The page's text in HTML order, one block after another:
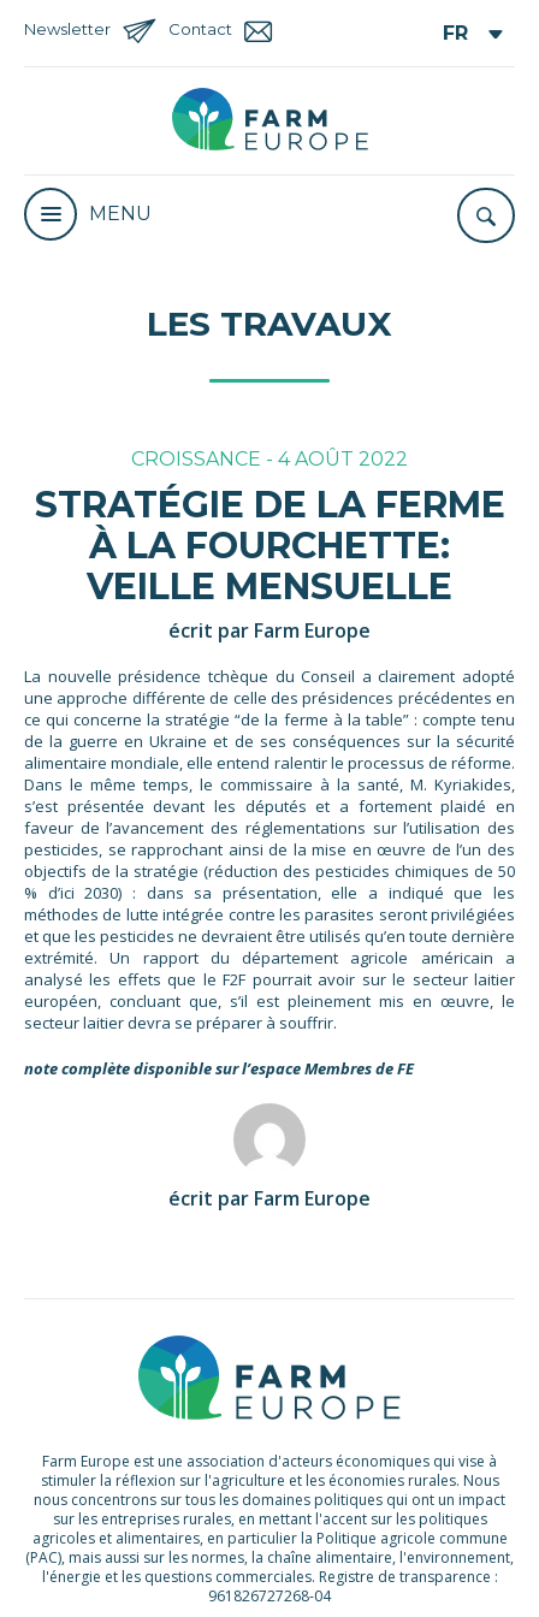
Newsletter Contact
MENU
LES TRAVAUX
CROISSANCE - 4 AOÛT 2022
STRATÉGIE DE LA FERME
À LA FOURCHETTE:
VEILLE MENSUELLE
écrit par Farm Europe
La nouvelle présidence tchèque du Conseil a clairement adopté
une approche différente de celle des présidences précédentes en
ce qui concerne la stratégie “de la ferme à la table” : compte tenu
de la guerre en Ukraine et de ses conséquences sur la sécurité
alimentaire mondiale, elle entend ralentir le processus de réforme.
Dans le même temps, le commissaire à la santé, M. Kyriakides,
s’est présentée devant les députés et a fortement plaidé en
faveur de l’avancement des réglementations sur l’utilisation des
pesticides, se rapprochant ainsi de la mise en œuvre de l’un des
objectifs de la stratégie (réduction des pesticides chimiques de 50
% d’ici 2030) : dans sa présentation, elle a indiqué que les
méthodes de lutte intégrée contre les parasites seront privilégiées
et que les pesticides ne devraient être utilisés qu’en toute dernière
extrémité. Un rapport du département agricole américain a
analysé les effets que le F2F pourrait avoir sur le secteur laitier
européen, concluant que, s’il est pleinement mis en œuvre, le
secteur laitier devra se préparer à souffrir.
note complète disponible sur l’espace Membres de FE
écrit par Farm Europe
Farm Europe est une association d'acteurs économiques qui vise à
stimuler la réflexion sur l'agriculture et les économies rurales. Nous
nous concentrons sur tous les domaines politiques qui ont un impact
sur les entreprises rurales, en mettant l'accent sur les politiques
agricoles et alimentaires, en particulier la Politique agricole commune
(PAC), mais aussi sur les normes, la chaîne alimentaire, l'environnement,
l'énergie et les questions commerciales. Registre de transparence :
961826727268-04